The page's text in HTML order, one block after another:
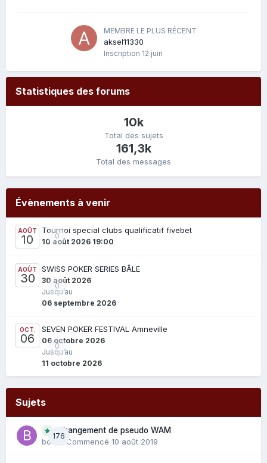
MEMBRE LE PLUS RÉCENT
aksel11330
Inscription 12 juin
Statistiques des forums
10k
Total des sujets
161,3k
Total des messages
Évènements à venir
AOÛT
10 0
Tournoi special clubs qualificatif fivebet
10 août 2026 19:00
AOÛT
30
0
SWISS POKER SERIES BÂLE
30 août 2026
Jusqu’au
06 septembre 2026
OCT.
06
0
SEVEN POKER FESTIVAL Amneville
06 octobre 2026
Jusqu’au
11 octobre 2026
Sujets
176
Changement de pseudo WAM
bouli · Commencé 10 août 2019